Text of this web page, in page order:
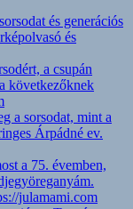
és generációs
és
a csupán
következőknek
a sorsodat, mint a
Árpádné ev.
a 75. évemben,
julamami.com